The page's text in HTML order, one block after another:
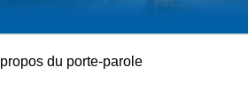
propos du porte-parole